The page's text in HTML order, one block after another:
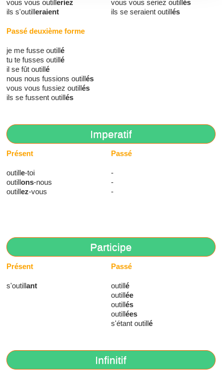
vous vous outilleriez
ils s'outilleraient
vous vous seriez outillés
ils se seraient outillés
Passé deuxième forme
je me fusse outillé
tu te fusses outillé
il se fût outillé
nous nous fussions outillés
vous vous fussiez outillés
ils se fussent outillés
Imperatif
Présent
outille-toi
outillons-nous
outillez-vous
Passé
-
-
-
Participe
Présent
s'outillant
Passé
outillé
outillée
outillés
outillées
s'étant outillé
Infinitif